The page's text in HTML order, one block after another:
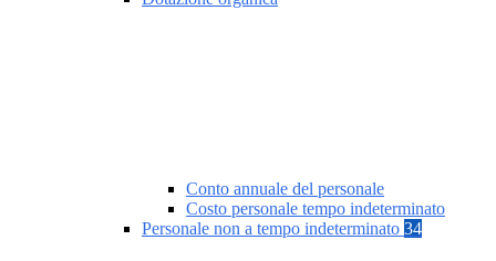
Conto annuale del personale
Costo personale tempo indeterminato
Personale non a tempo indeterminato 34